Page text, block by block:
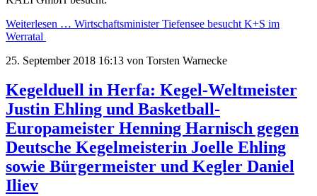
Weiterlesen … Wirtschaftsminister Tiefensee besucht K+S im
Werratal
25. September 2018 16:13 von Torsten Warnecke
Kegelduell in Herfa: Kegel-Weltmeister
Justin Ehling und Basketball-
Europameister Henning Harnisch gegen
Deutsche Kegelmeisterin Joelle Ehling
sowie Bürgermeister und Kegler Daniel
Iliev